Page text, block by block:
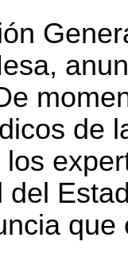
de
del